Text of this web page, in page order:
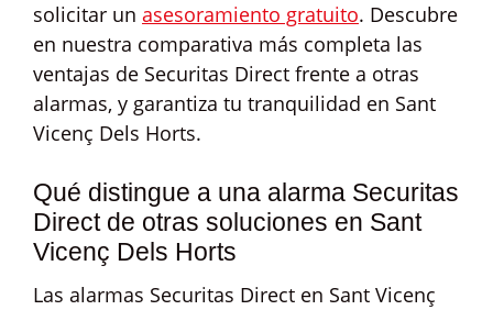
solicitar un asesoramiento gratuito. Descubre
en nuestra comparativa más completa las
ventajas de Securitas Direct frente a otras
alarmas, y garantiza tu tranquilidad en Sant
Vicenç Dels Horts.
Qué distingue a una alarma Securitas
Direct de otras soluciones en Sant
Vicenç Dels Horts
Las alarmas Securitas Direct en Sant Vicenç